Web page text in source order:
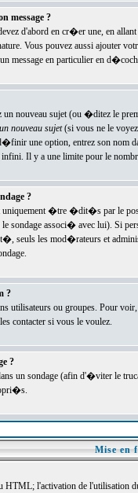
message ?
d'abord en cr�er une, en
Vous pouvez aussi ajouter
en particulier en
nouveau sujet (ou �ditez le
nouveau sujet(si vous ne le voyez
une option, entrez son nom
infini. Il y a une limite pour le
?
uniquement �tre �dit�s par le
sondage associ� avec lui). Si
seuls les mod�rateurs et
?
utilisateurs ou groupes. Pour
contacter si vous le voulez.
?
un sondage (afin d'�viter le
Mise en
l'activation de l'utilisation